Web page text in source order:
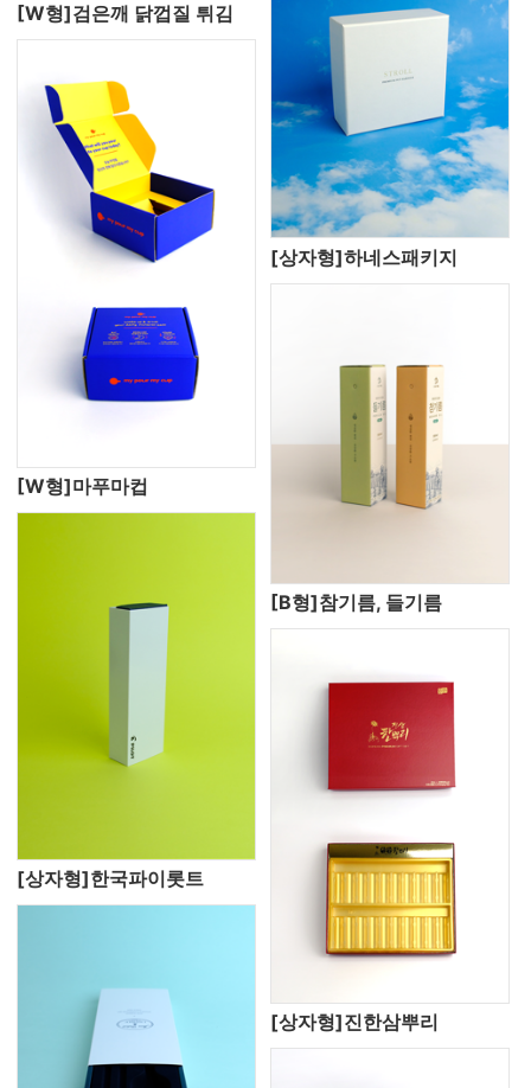
[W형]검은깨 닭껍질 튀김
[W형]마푸마컵
[상자형]하네스패키지
[상자형]한국파이롯트
[B형]참기름, 들기름
[상자형]진한삼뿌리